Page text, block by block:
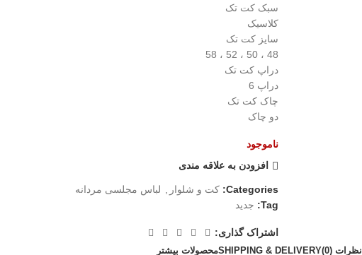
سبک کت تک
کلاسیک
سایز کت تک
48 ، 50 ، 52 ، 58
دراپ کت تک
دراپ 6
چاک کت تک
دو چاک
ناموجود
افزودن به علاقه مندی
Categories: کت و شلوار
لباس مجلسی مردانه
Tag:
جدید
اشتراک گذاری:
نظرات (0) SHIPPING & DELIVERYمحصولات بیشتر